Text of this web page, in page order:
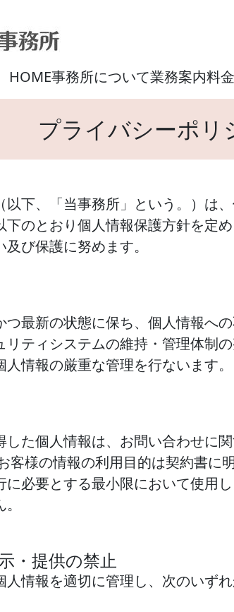
HOME事務所について業務案内料金
プライバシーポリ
下、「当事務所」という。）は
のとおり個人情報保護方針を定
び保護に努めます。
最新の状態に保ち、個人情報へ
ティシステムの維持・管理体制
情報の厳重な管理を行ないます。
た個人情報は、お問い合わせに
客様の情報の利用目的は契約書に
必要とする最小限において使用
・提供の禁止
情報を適切に管理し、次のいず